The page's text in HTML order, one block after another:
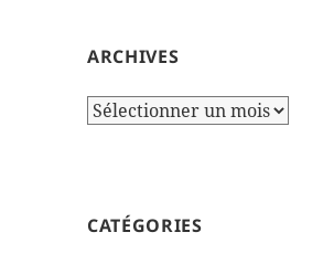
ARCHIVES
Archives
CATÉGORIES